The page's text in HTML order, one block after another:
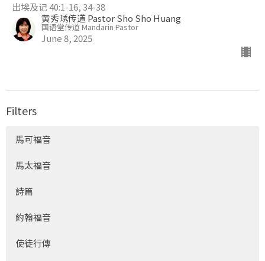
出埃及记 40:1-16, 34-38
黄秀琇传道 Pastor Sho Sho Huang
国语堂传道 Mandarin Pastor
June 8, 2025
Filters
馬可福音
馬太福音
詩篇
約翰福音
使徒行傳